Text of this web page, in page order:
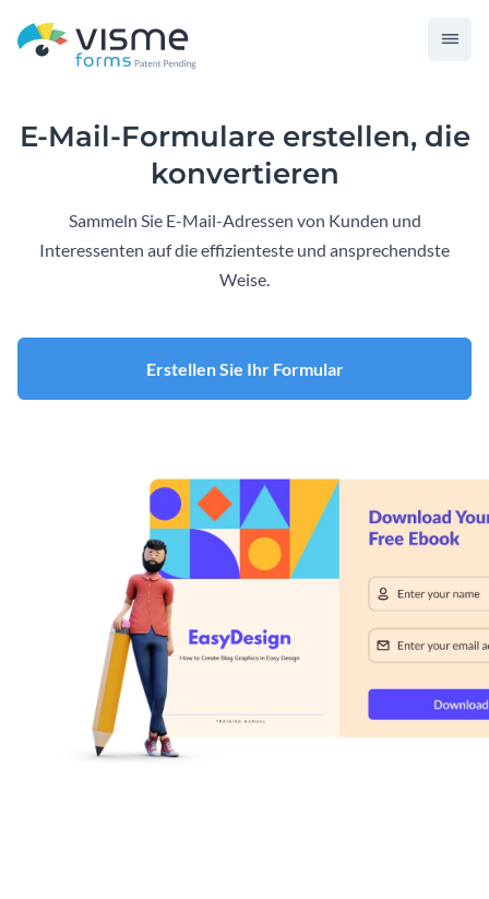
E-Mail-Formulare erstellen, die
konvertieren
Sammeln Sie E-Mail-Adressen von Kunden und
Interessenten auf die effizienteste und ansprechendste
Weise.
Erstellen Sie Ihr Formular